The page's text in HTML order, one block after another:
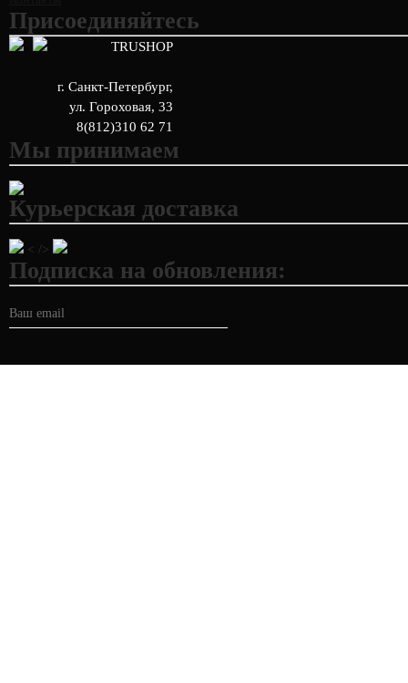
Присоединяйтесь
TRUSHOP
г. Санкт-Петербург,
ул. Гороховая, 33
8(812)310 62 71
Мы принимаем
Курьерская доставка
< />
Подписка на обновления: